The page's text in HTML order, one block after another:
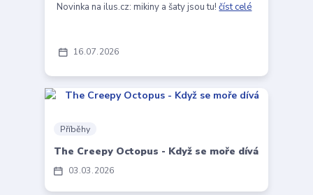
16 07 2026
Novinka na ilus.cz: mikiny a šaty jsou tu!číst celé
03 03 2026
Příběhy
The Creepy Octopus - Když se moře dívá